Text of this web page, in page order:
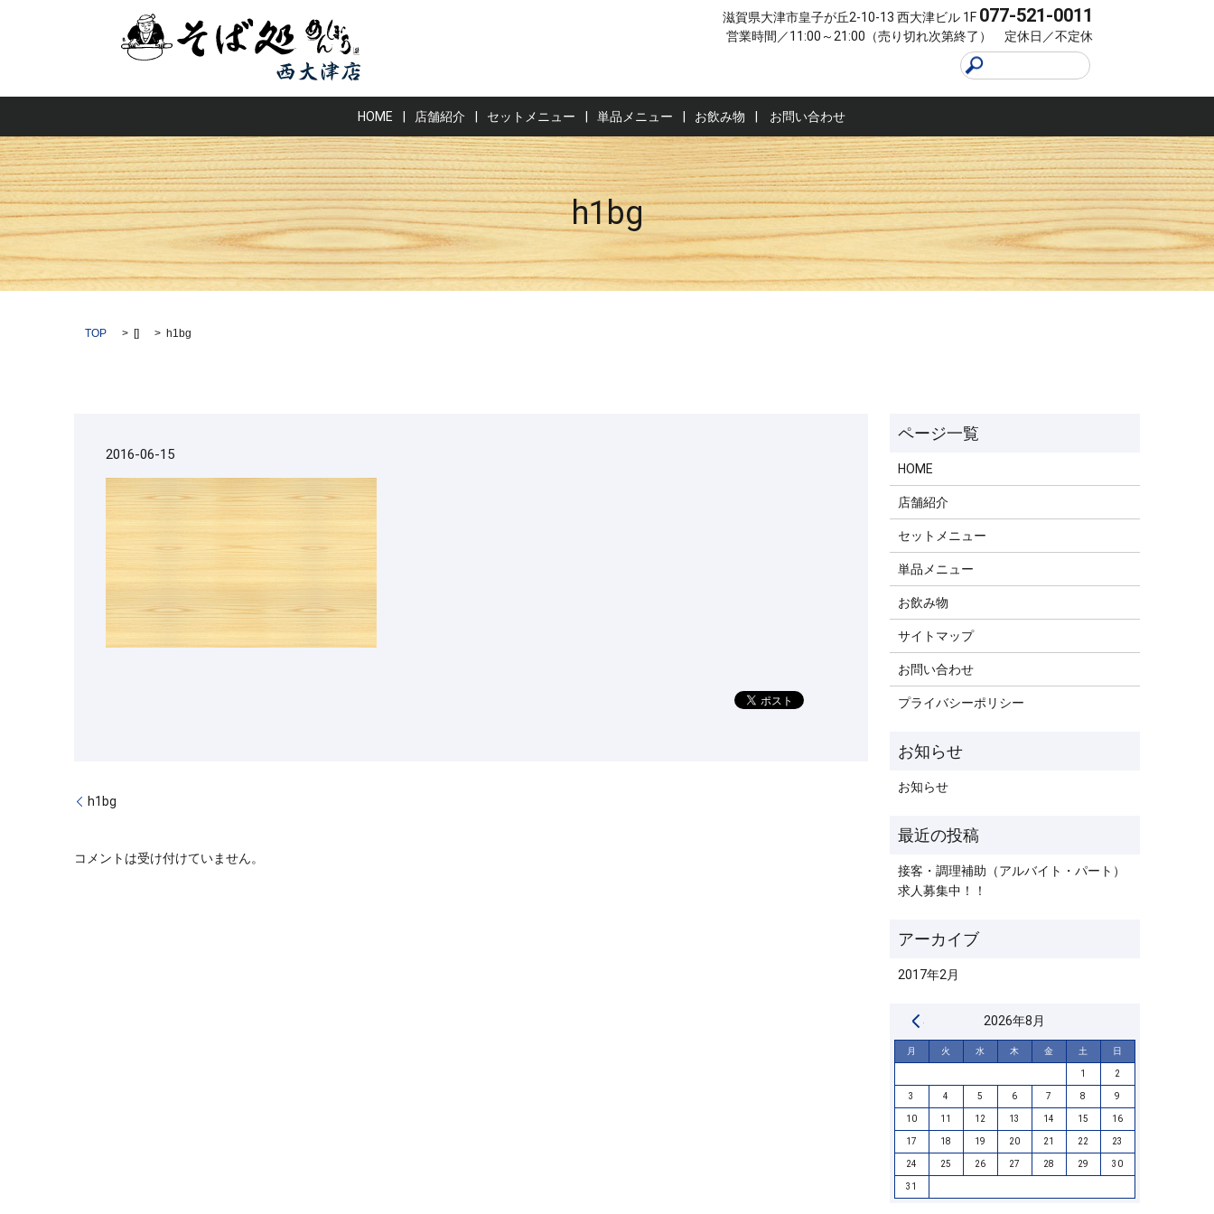
滋賀県大津市皇子が丘2-10-13 西大津ビル 1F 077-521-0011
営業時間／11:00～21:00（売り切れ次第終了） 定休日／不定休
HOME 店舗紹介 セットメニュー 単品メニュー お飲み物 お問い合わせ
h1bg
TOP [] h1bg
2016-06-15
h1bg
コメントは受け付けていません。
HOME
店舗紹介
セットメニュー
単品メニュー
お飲み物
サイトマップ
お問い合わせ
プライバシーポリシー
お知らせ
接客・調理補助（アルバイト・パート）
求人募集中！！
2017年2月
2026年8月
月 火 水 木 金 土 日
1 2
3 4 5 6 7 8 9
10 11 12 13 14 15 16
17 18 19 20 21 22 23
24 25 26 27 28 29 30
31